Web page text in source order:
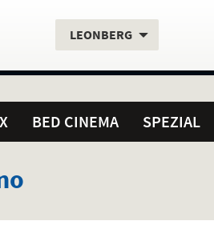
Aktueller
LEONBERG.
BED CINEMA SPEZIAL